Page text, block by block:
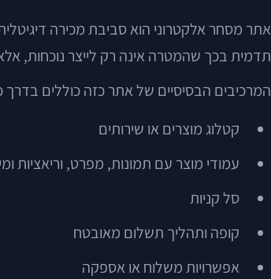
אתר מסחר אלקטרוני הוא סביבת מכירה
תדמית בכך שהמטרה אינה רק לייצר נוכחות,
המרכיבים הבסיסיים של אתר כזה כוללים בדרך
קטלוג מוצרים או שירותים
עמודי מוצר עם תמונות, מפרט, וריאציות
סל קניות
קופה ותהליך תשלום מאובטח
אפשרויות משלוח או אספקה